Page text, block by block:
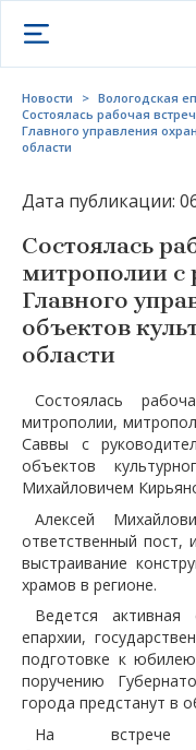
Открыть меню
Новости > Вологодская
Состоялась рабочая
Главного управления
области
Дата публикации:
Состоялась
митрополии с
Главного
объектов
области
Состоялась
митрополии,
Саввы с
объектов
Михайловичем
Алексей
ответственный пост,
выстраивание
храмов в регионе.
Ведется активная
епархии,
подготовке к
поручению
города предстанут в
На встрече